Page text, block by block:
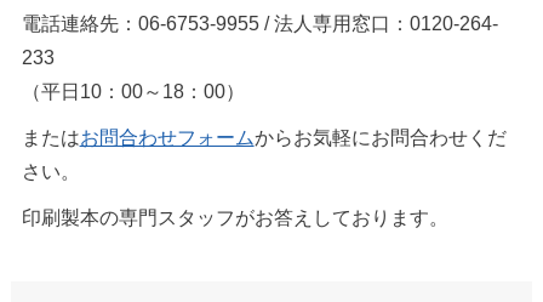
電話連絡先：06-6753-9955 / 法人専用窓口：0120-264-
233
（平日10：00～18：00）
またはお問合わせフォームからお気軽にお問合わせくだ
さい。
印刷製本の専門スタッフがお答えしております。